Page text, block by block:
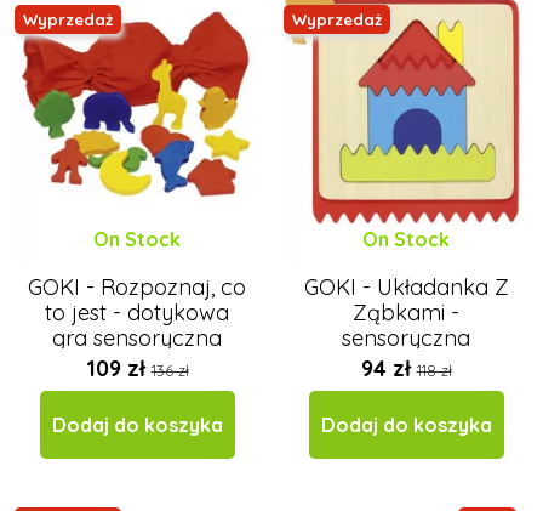
Wyprzedaż
On Stock
GOKI - Rozpoznaj, co
to jest - dotykowa
gra sensoryczna
109 zł136 zł
Dodaj do koszyka
Wyprzedaż
On Stock
GOKI - Układanka Z
Ząbkami -
sensoryczna
dotykowa
94 zł118 zł
Dodaj do koszyka